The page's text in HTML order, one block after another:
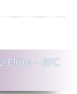
Előre – BFC